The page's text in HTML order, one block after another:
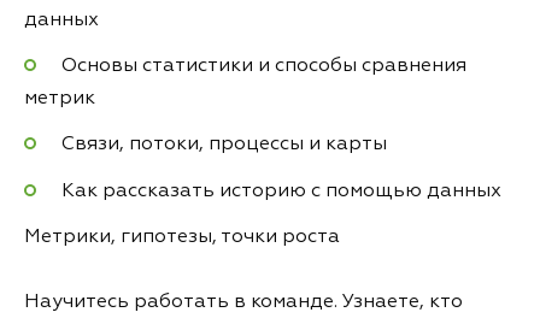
данных
Основы статистики и способы сравнения
метрик
Связи, потоки, процессы и карты
Как рассказать историю с помощью данных
Метрики, гипотезы, точки роста
Научитесь работать в команде. Узнаете, кто